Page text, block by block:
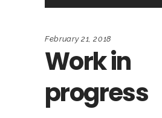
February 21, 2018
Work in
progress